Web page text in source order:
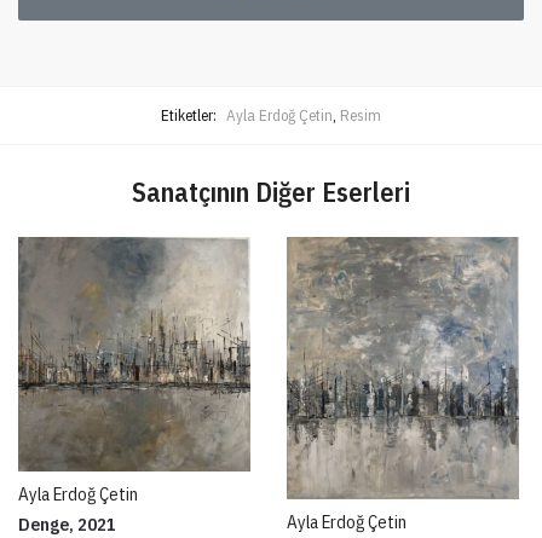
Etiketler: Ayla Erdoğ Çetin, Resim
Sanatçının Diğer Eserleri
Ayla Erdoğ Çetin
Denge, 2021
Ayla Erdoğ Çetin